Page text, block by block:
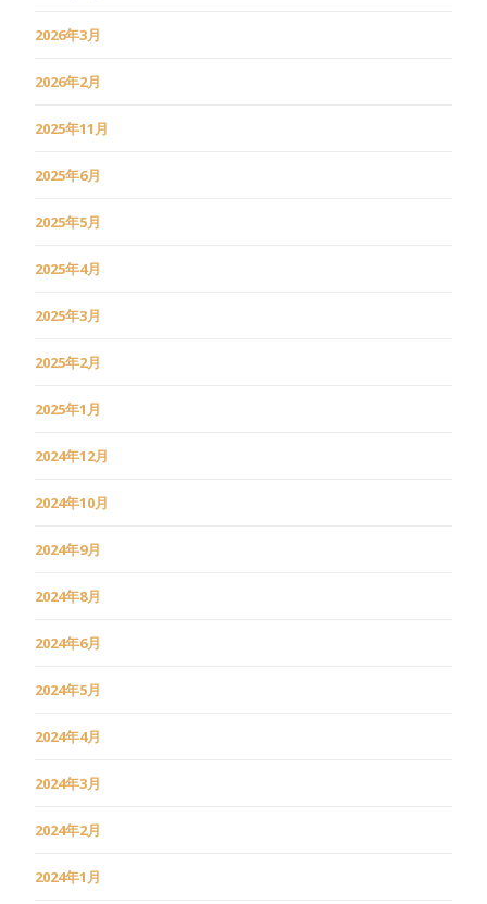
2026年3月
2026年2月
2025年11月
2025年6月
2025年5月
2025年4月
2025年3月
2025年2月
2025年1月
2024年12月
2024年10月
2024年9月
2024年8月
2024年6月
2024年5月
2024年4月
2024年3月
2024年2月
2024年1月